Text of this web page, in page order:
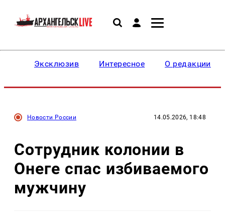
Эксклюзив Интересное О редакции
Новости России 14.05.2026, 18:48
Сотрудник колонии в
Онеге спас избиваемого
мужчину